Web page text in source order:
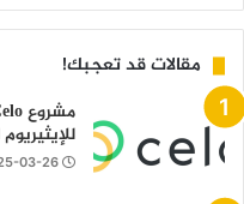
مقالات قد تعجبك!
03-26